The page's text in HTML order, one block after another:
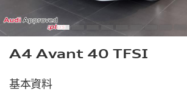
A4 Avant 40 TFSI
基本資料